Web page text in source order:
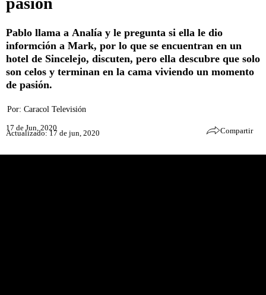
Pablo llama a Analía y le pregunta si ella le dio
informción a Mark, por lo que se encuentran en un
hotel de Sincelejo, discuten, pero ella descubre que solo
son celos y terminan en la cama viviendo un momento
de pasión.
Por: Caracol Televisión
17 de Jun, 2020
Actualizado: 17 de jun, 2020 Compartir